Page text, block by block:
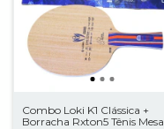
Combo Loki K1 Clássica +
Borracha Rxton5 Tênis Mesa